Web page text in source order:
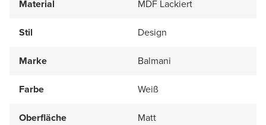
Material MDF Lackiert
Stil Design
Marke Balmani
Farbe Weiß
Oberfläche Matt